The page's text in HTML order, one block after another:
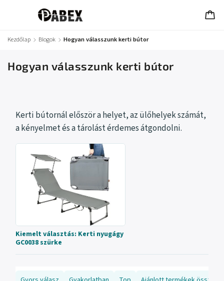
Kezdőlap / Blogok / Hogyan válasszunk kerti bútor
Hogyan válasszunk kerti bútor
Kerti bútornál először a helyet, az ülőhelyek számát,
a kényelmet és a tárolást érdemes átgondolni.
Kiemelt választás: Kerti nyugágy
GC0038 szürke